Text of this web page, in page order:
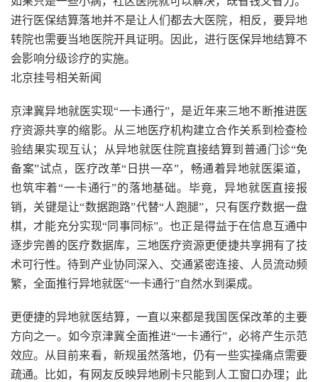
进行医保结算落地并不是让人们都去大医院，相反，要异地
转院也需要当地医院开具证明。因此，进行医保异地结算不
会影响分级诊疗的实施。
北京挂号相关新闻
京津冀异地就医实现“一卡通行”，是近年来三地不断推进医
疗资源共享的缩影。从三地医疗机构建立合作关系到检查检
验结果实现互认；从异地就医住院直接结算到普通门诊“免
备案”试点，医疗改革“日拱一卒”，畅通着异地就医渠道，
也筑牢着“一卡通行”的落地基础。毕竟，异地就医直接报
销，关键是让“数据跑路”代替“人跑腿”，只有医疗数据一盘
棋，才能充分实现“同事同标”。也正是得益于在信息互通中
逐步完善的医疗数据库，三地医疗资源更便捷共享拥有了技
术可行性。待到产业协同深入、交通紧密连接、人员流动频
繁，全面推行异地就医“一卡通行”自然水到渠成。
更便捷的异地就医结算，一直以来都是我国医保改革的主要
方向之一。如今京津冀全面推进“一卡通行”，必将产生示范
效应。从目前来看，新规虽然落地，仍有一些实操痛点需要
疏通。比如，有网友反映异地刷卡只能到人工窗口办理；此